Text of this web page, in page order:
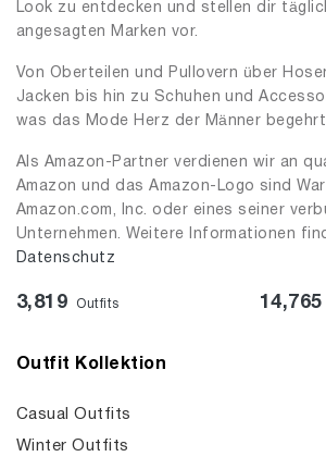
Look zu entdecken und stellen dir
angesagten Marken vor.
Von Oberteilen und Pullovern über
Jacken bis hin zu Schuhen und
was das Mode Herz der Männer
Als Amazon-Partner verdienen wir an
Amazon und das Amazon-Logo sind
Amazon.com, Inc. oder eines seiner
Unternehmen. Weitere Informationen
Datenschutz
3,819 Outfits 14,765
Outfit Kollektion
Casual Outfits
Winter Outfits